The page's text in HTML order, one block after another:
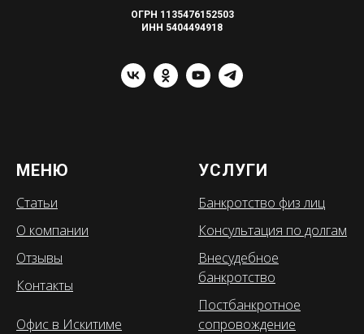
ОГРН 1135476152503
ИНН 5404494918
МЕНЮ
Статьи
О компании
Отзывы
Контакты
Офис в Искитиме
УСЛУГИ
Банкротство физ лиц
Консультация по долгам
Внесудебное
банкротство
Постбанкротное
сопровождение